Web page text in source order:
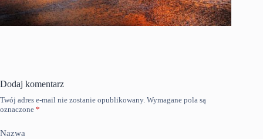
Dodaj komentarz
Twój adres e-mail nie zostanie opublikowany. Wymagane pola są
oznaczone *
Nazwa